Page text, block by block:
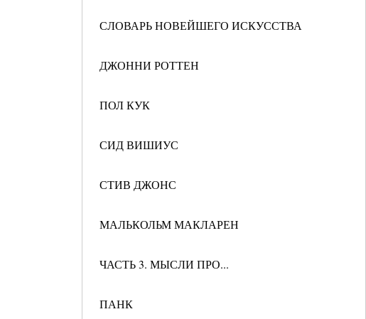
СЛОВАРЬ НОВЕЙШЕГО ИСКУССТВА
ДЖОННИ РОТТЕН
ПОЛ КУК
СИД ВИШИУС
СТИВ ДЖОНС
МАЛЬКОЛЬМ МАКЛАРЕН
ЧАСТЬ 3. МЫСЛИ ПРО...
ПАНК